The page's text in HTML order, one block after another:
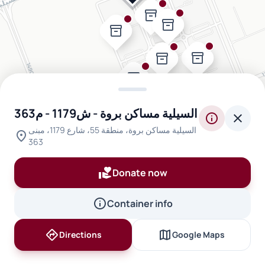
inventory_2
inventory_2
inventory_2
inventory_2
inventory_2
inventory_2
السيلية مساكن بروة - ش1179 - م363
location_on السيلية مساكن بروة، منطقة 55، شارع 1179، مبنى
363
info close
volunteer_activismDonate now
infoContainer info
directionsDirections mapGoogle Maps